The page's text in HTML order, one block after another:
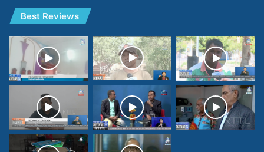
Best Reviews